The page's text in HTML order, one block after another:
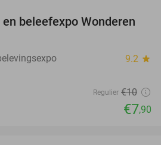
21%
beleefexpo Wonderen
9.2 star
Regulier €10
€7,90